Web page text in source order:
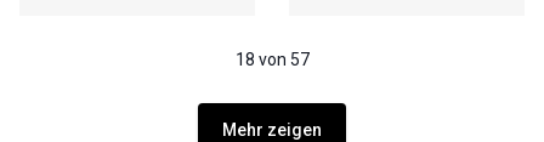
18 von 57
Mehr zeigen